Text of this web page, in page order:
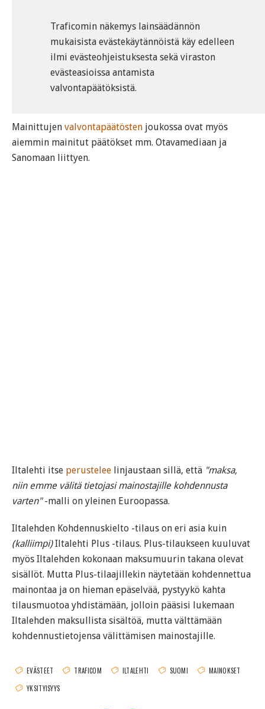
Traficomin näkemys lainsäädännön
mukaisista evästekäytännöistä käy edelleen
ilmi evästeohjeistuksesta sekä viraston
evästeasioissa antamista
valvontapäätöksistä.
Mainittujen valvontapäätösten joukossa ovat myös
aiemmin mainitut päätökset mm. Otavamediaan ja
Sanomaan liittyen.
Iltalehti itse perustelee linjaustaan sillä, että "maksa,
niin emme välitä tietojasi mainostajille kohdennusta
varten"-malli on yleinen Euroopassa.
Iltalehden Kohdennuskielto -tilaus on eri asia kuin
(kalliimpi)Iltalehti Plus -tilaus. Plus-tilaukseen kuuluvat
myös Iltalehden kokonaan maksumuurin takana olevat
sisällöt. Mutta Plus-tilaajillekin näytetään kohdennettua
mainontaa ja on hieman epäselvää, pystyykö kahta
tilausmuotoa yhdistämään, jolloin pääsisi lukemaan
Iltalehden maksullista sisältöä, mutta välttämään
kohdennustietojensa välittämisen mainostajille.
EVÄSTEET TRAFICOM ILTALEHTI SUOMI
MAINOKSET
YKSITYISYYS